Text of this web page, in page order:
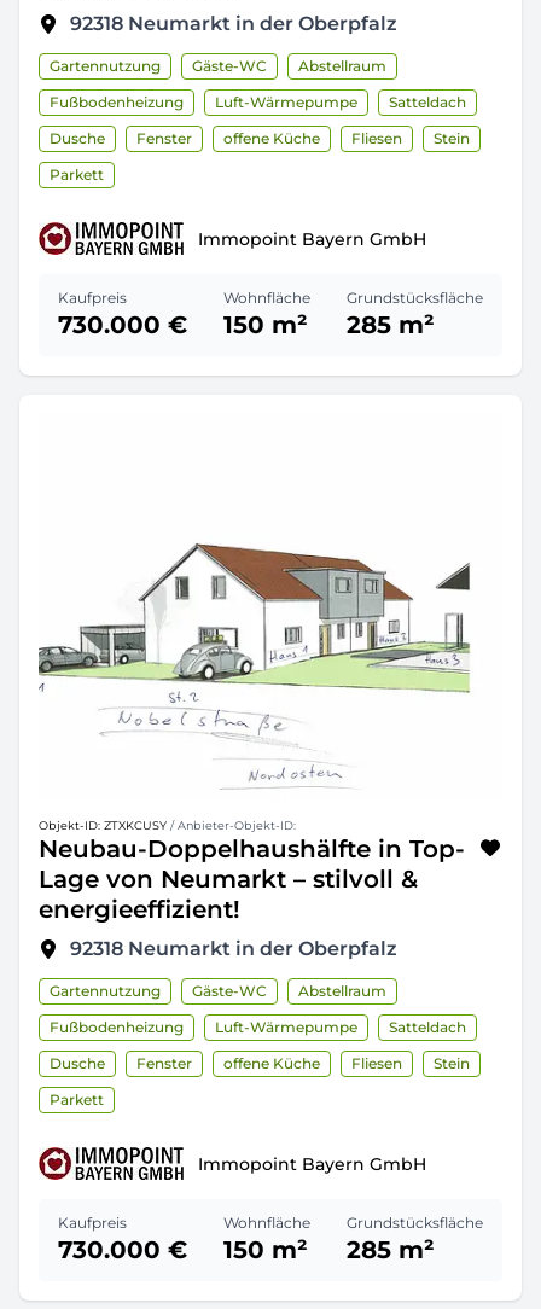
92318 Neumarkt in der Oberpfalz
Gartennutzung Gäste-WC
Abstellraum
Fußbodenheizung
Luft-Wärmepumpe
Satteldach
Dusche
Fenster offene Küche Fliesen
Stein
Parkett
Immopoint Bayern GmbH
Kaufpreis
730.000 €
Wohnfläche
150 m²
Grundstücksfläche
285 m²
Objekt-ID: ZTXKCUSY / Anbieter-Objekt-ID:
Neubau-Doppelhaushälfte in Top-
Lage von Neumarkt – stilvoll &
energieeffizient!
92318 Neumarkt in der Oberpfalz
Gartennutzung Gäste-WC
Abstellraum
Fußbodenheizung
Luft-Wärmepumpe
Satteldach
Dusche
Fenster offene Küche Fliesen
Stein
Parkett
Immopoint Bayern GmbH
Kaufpreis
730.000 €
Wohnfläche
150 m²
Grundstücksfläche
285 m²